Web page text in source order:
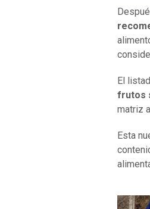
El
frutos
matriz
Esta